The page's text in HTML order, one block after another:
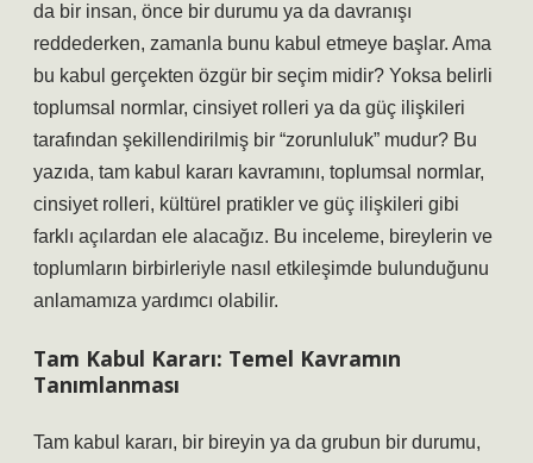
da bir insan, önce bir durumu ya da davranışı
reddederken, zamanla bunu kabul etmeye başlar. Ama
bu kabul gerçekten özgür bir seçim midir? Yoksa belirli
toplumsal normlar, cinsiyet rolleri ya da güç ilişkileri
tarafından şekillendirilmiş bir “zorunluluk” mudur? Bu
yazıda, tam kabul kararı kavramını, toplumsal normlar,
cinsiyet rolleri, kültürel pratikler ve güç ilişkileri gibi
farklı açılardan ele alacağız. Bu inceleme, bireylerin ve
toplumların birbirleriyle nasıl etkileşimde bulunduğunu
anlamamıza yardımcı olabilir.
Tam Kabul Kararı: Temel Kavramın
Tanımlanması
Tam kabul kararı, bir bireyin ya da grubun bir durumu,